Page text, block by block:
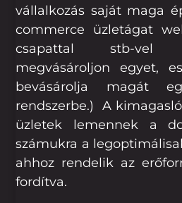
vállalkozás saját maga
commerce üzletágat
csapattal stb-vel
megvásároljon egyet,
bevásárolja magát
rendszerbe.) A
üzletek lemennek a
számukra a
ahhoz rendelik az
fordítva.